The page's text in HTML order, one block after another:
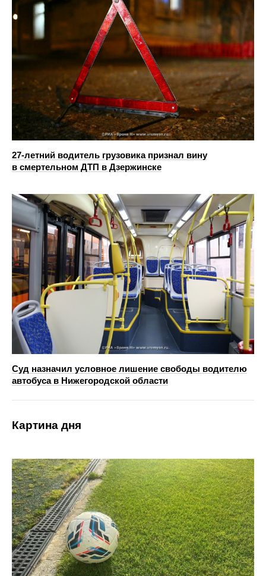
27-летний водитель грузовика признал вину
в смертельном ДТП в Дзержинске
Суд назначил условное лишение свободы водителю
автобуса в Нижегородской области
Картина дня